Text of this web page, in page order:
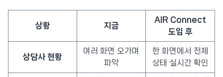
상황 지금
AIR Connect
도입 후
상담사 현황
여러 화면 오가며
파악
한 화면에서 전체
상태 실시간 확인